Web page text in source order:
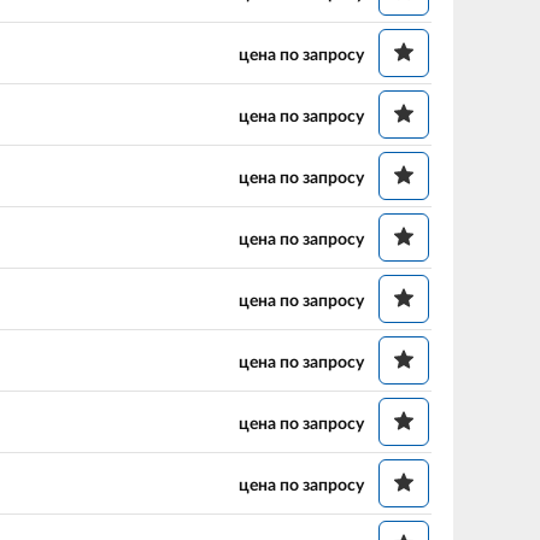
цена по запросу
цена по запросу
цена по запросу
цена по запросу
цена по запросу
цена по запросу
цена по запросу
цена по запросу